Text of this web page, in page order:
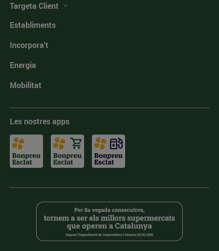
Targeta Client
Establiments
Incorpora't
Energia
Mobilitat
Les nostres apps